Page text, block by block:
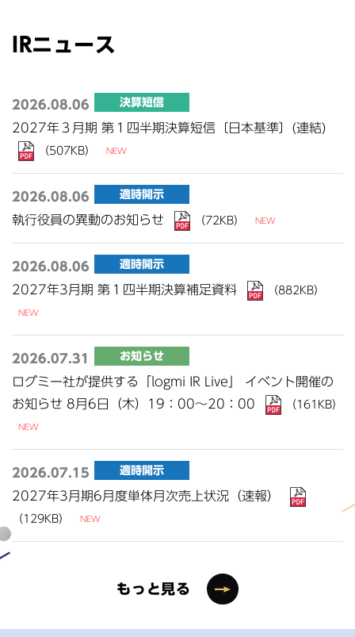
IRニュース
2026.08.06 決算短信
2027年３月期 第１四半期決算短信〔日本基準〕(連結)
（507KB）
2026.08.06 適時開示
執行役員の異動のお知らせ （72KB）
2026.08.06 適時開示
2027年3月期 第１四半期決算補足資料 （882KB）
2026.07.31 お知らせ
ログミー社が提供する「logmi IR Live」 イベント開催の
お知らせ 8月6日（木）19：00～20：00
（161KB）
2026.07.15 適時開示
2027年3月期6月度単体月次売上状況（速報）
（129KB）
もっと見る